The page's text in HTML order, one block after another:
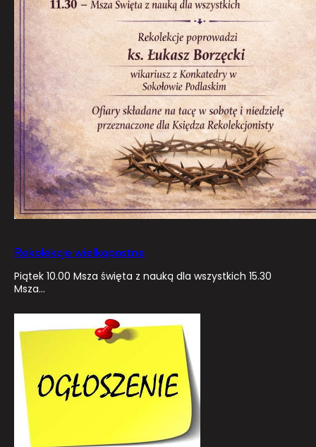
Rekolekcje wielkopostne
Piątek 10.00 Msza święta z nauką dla wszystkich 15.30
Msza…